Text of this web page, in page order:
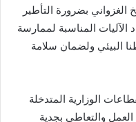
بضرورة التأطير
الآليات المناسبة لممارسة
البيئي ولضمان سلامة
الوزارية المتدخلة
والتعاطي بجدية